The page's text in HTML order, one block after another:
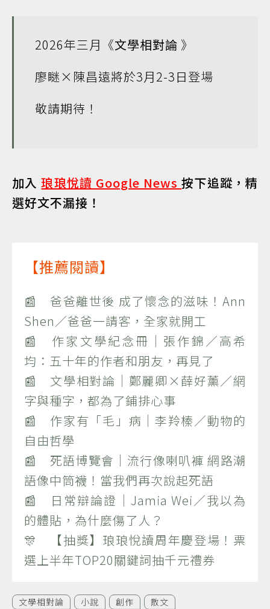
2026年三月《文學相對論 》
廖瞇×陳昌遠將於3月2-3日登場
敬請期待！
加入琅琅悅讀 Google News按下追蹤，精
選好文不漏接！
【推薦閱讀】
📰 爸爸離世後 成了懷念的滋味！Ann
Shen／爸爸一請客，全家就開工
📰 作家文學紀念冊｜張作錦／高希
均：五十年的作者和朋友，再見了
📰 文學相對論｜鄭麗卿×薛好薰／網
字與種字，都為了鋪排心事
📰 作家有「毛」病｜李羚榛／動物的
自由哲學
📰 死語博覽會｜流行像喇叭褲 網路潮
語像中筒襪！當我們再次說起死語
📰 日常辯論證｜Jamia Wei／我以為
的體貼，為什麼傷了人？
🎊 【抽獎】琅琅悅讀周年慶登場！票
選上半年TOP20關鍵詞抽千元禮券
文學相對論 小說 創作 散文